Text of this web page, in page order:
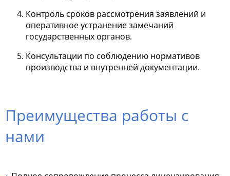
Контроль сроков рассмотрения заявлений и
оперативное устранение замечаний
государственных органов.
Консультации по соблюдению нормативов
производства и внутренней документации.
Преимущества работы с
нами